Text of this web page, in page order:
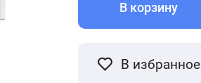
В корзину
В избранное